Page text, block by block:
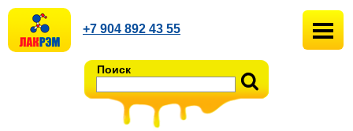
Поиск
+7 904 892 43 55